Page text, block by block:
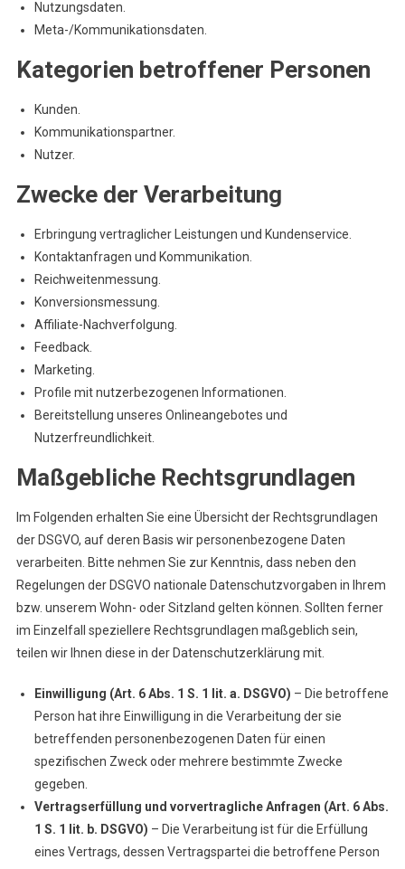
Nutzungsdaten.
Meta-/Kommunikationsdaten.
Kategorien betroffener Personen
Kunden.
Kommunikationspartner.
Nutzer.
Zwecke der Verarbeitung
Erbringung vertraglicher Leistungen und Kundenservice.
Kontaktanfragen und Kommunikation.
Reichweitenmessung.
Konversionsmessung.
Affiliate-Nachverfolgung.
Feedback.
Marketing.
Profile mit nutzerbezogenen Informationen.
Bereitstellung unseres Onlineangebotes und
Nutzerfreundlichkeit.
Maßgebliche Rechtsgrundlagen
Im Folgenden erhalten Sie eine Übersicht der Rechtsgrundlagen
der DSGVO, auf deren Basis wir personenbezogene Daten
verarbeiten. Bitte nehmen Sie zur Kenntnis, dass neben den
Regelungen der DSGVO nationale Datenschutzvorgaben in Ihrem
bzw. unserem Wohn- oder Sitzland gelten können. Sollten ferner
im Einzelfall speziellere Rechtsgrundlagen maßgeblich sein,
teilen wir Ihnen diese in der Datenschutzerklärung mit.
Einwilligung (Art. 6 Abs. 1 S. 1 lit. a. DSGVO) – Die betroffene
Person hat ihre Einwilligung in die Verarbeitung der sie
betreffenden personenbezogenen Daten für einen
spezifischen Zweck oder mehrere bestimmte Zwecke
gegeben.
Vertragserfüllung und vorvertragliche Anfragen (Art. 6 Abs.
1 S. 1 lit. b. DSGVO) – Die Verarbeitung ist für die Erfüllung
eines Vertrags, dessen Vertragspartei die betroffene Person